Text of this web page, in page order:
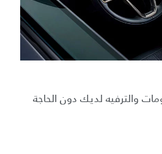
والترفيه لديك دون الحاجة